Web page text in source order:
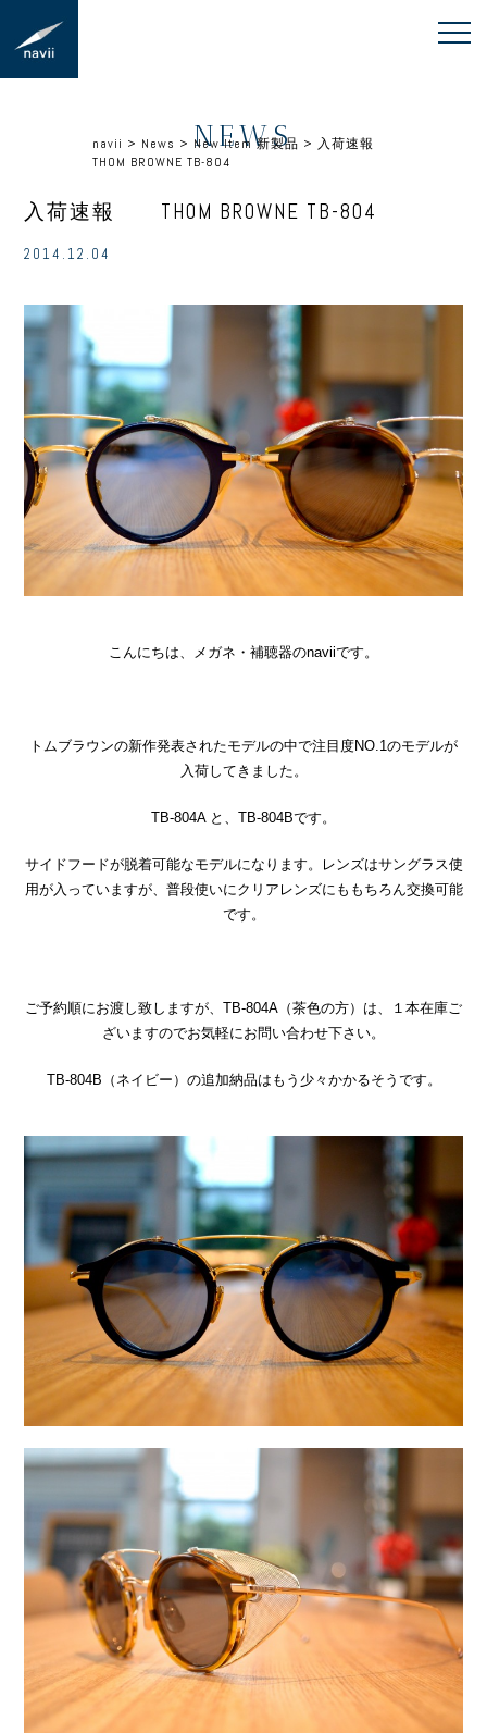
navii > News > New Item 新製品 >
入荷速報
THOM BROWNE TB-804
NEWS
入荷速報 THOM BROWNE TB-804
2014.12.04
こんにちは、メガネ・補聴器のnaviiです。
トムブラウンの新作発表されたモデルの中で注目度NO.1のモデルが
入荷してきました。
TB-804A と、TB-804Bです。
サイドフードが脱着可能なモデルになります。レンズはサングラス使
用が入っていますが、普段使いにクリアレンズにももちろん交換可能
です。
ご予約順にお渡し致しますが、TB-804A（茶色の方）は、１本在庫ご
ざいますのでお気軽にお問い合わせ下さい。
TB-804B（ネイビー）の追加納品はもう少々かかるそうです。